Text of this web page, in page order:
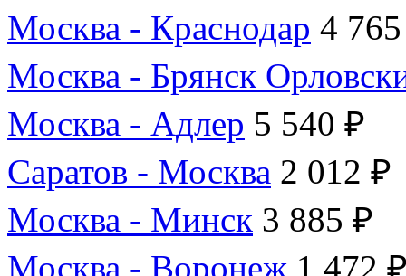
Москва - Краснодар 4
Москва - Брянск
Москва - Адлер 5 540 ₽
Саратов - Москва 2 012 ₽
Москва - Минск 3 885 ₽
Москва - Воронеж 1 472